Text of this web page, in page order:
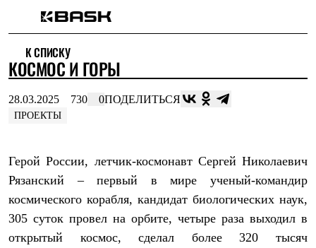
Интернет-магазин
Мужская одежда
Утепленная пухом
Куртки
Брюки
Жилеты
Куртки
Брюки
Штормовая одежда
Куртки
Брюки
Софтшелл одежда
Куртки
К СПИСКУ
КОСМОС И ГОРЫ
28.03.2025 730 0ПОДЕЛИТЬСЯ
ПРОЕКТЫ
Герой России, летчик-космонавт Сергей Николаевич
Рязанский – первый в мире ученый-командир
космического корабля, кандидат биологических наук,
305 суток провел на орбите, четыре раза выходил в
открытый космос, сделал более 320 тысяч